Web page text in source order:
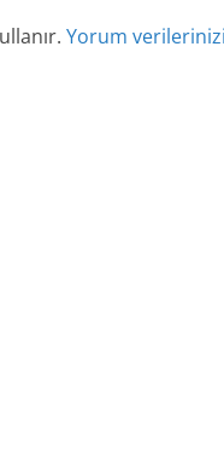
Yorum